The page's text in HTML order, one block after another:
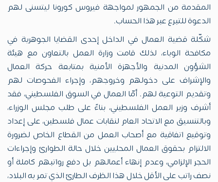
المقدمة من الجمهور لمواجهة فيروس كورونا ليتسنى لهم
الدعوة للتبرع عبر هذا الحساب.
شكّلة قضية العمال في الداخل إحدى القضايا الجوهرية في
مكافحة الوباء، لذلك قامت وزارة العمل بالتعاون مع هيئة
الشؤون المدنية والأجهزة الأمنية بمتابعة حركة العمال
والإشراف على دخولهم وخروجهم، وإجراء الفحوصات لهم
وتقديم التوعية لهم. أمّا العمال في السوق الفلسطيني، فقد
أشرف وزير العمل الفلسطيني، بناءً على طلب مجلس الوزراء،
وبالتنسيق مع الاتحاد العام لنقابات عمال فلسطين، على إعداد
وتوقيع اتفاقية مع أصحاب العمل من القطاع الخاص لضرورة
الالتزام بحقوق العمال المحليين خلال حالة الطوارئ وإجراءات
الحجر الإلزامي، وعدم إنهاء أعمالهم بل دفع رواتبهم كاملة أو
نصف راتب على الأقل خلال هذا الظرف الطارئ الذي تمر به البلاد،